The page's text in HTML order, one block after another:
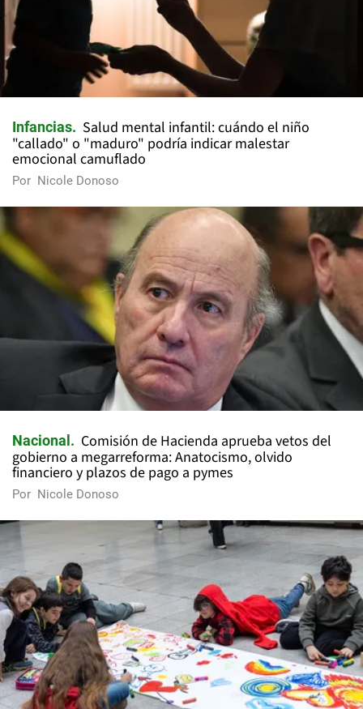
Infancias
Salud mental infantil: cuándo el niño
"callado" o "maduro" podría indicar malestar
emocional camuflado
Por Nicole Donoso
Nacional
Comisión de Hacienda aprueba vetos del
gobierno a megarreforma: Anatocismo, olvido
financiero y plazos de pago a pymes
Por Nicole Donoso